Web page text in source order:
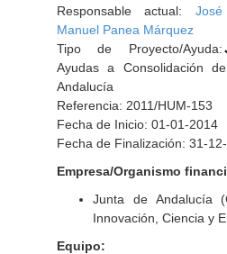
Responsable actual: José
Manuel Panea Márquez
Tipo de Proyecto/Ayuda:
Ayudas a Consolidación
Andalucía
Referencia: 2011/HUM-153
Fecha de Inicio: 01-01-2014
Fecha de Finalización: 31-
Empresa/Organismo
Junta de Andalucía
Innovación, Ciencia y
Equipo: